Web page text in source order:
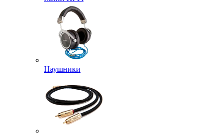
Наушники